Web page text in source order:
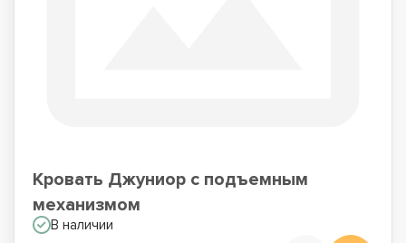
Кровать Джуниор с подъемным
механизмом
В наличии